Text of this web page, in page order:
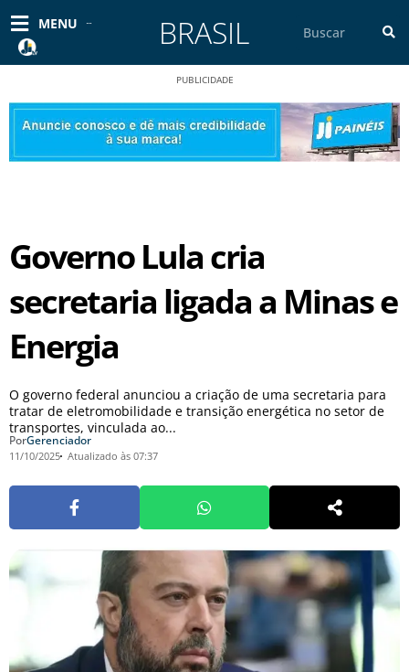
para
conteúdo
MENU BRASIL
PUBLICIDADE
Governo Lula cria
secretaria ligada a Minas e
Energia
O governo federal anunciou a criação de uma secretaria para
tratar de eletromobilidade e transição energética no setor de
transportes, vinculada ao...
PorGerenciador
11/10/2025 Atualizado às 07:37